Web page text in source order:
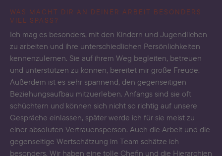
WAS MACHT DIR AN DEINER ARBEIT BESONDERS
VIEL SPASS?
Ich mag es besonders, mit den Kindern und Jugendlichen
zu arbeiten und ihre unterschiedlichen Persönlichkeiten
kennenzulernen. Sie auf ihrem Weg begleiten, betreuen
und unterstützen zu können, bereitet mir große Freude.
Außerdem ist es sehr spannend, den gegenseitigen
Beziehungsaufbau mitzuerleben. Anfangs sind sie oft
schüchtern und können sich nicht so richtig auf unsere
Gespräche einlassen, später werde ich für sie meist zu
einer absoluten Vertrauensperson. Auch die Arbeit und die
gegenseitige Wertschätzung im Team schätze ich
besonders. Wir haben eine tolle Chefin und die Hierarchien